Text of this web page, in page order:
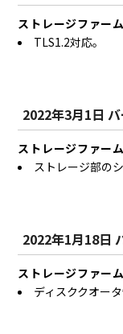
ストレージファー
TLS1.2対応。
2022年3月1日
ストレージファー
ストレージ部の
2022年1月18日
ストレージファー
ディスククオー